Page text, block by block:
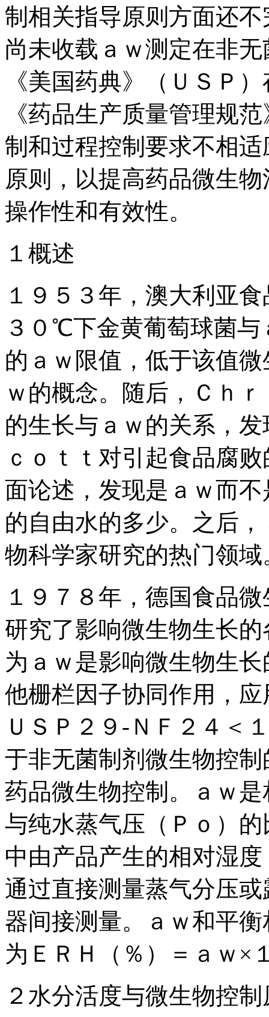
制相关指导原则方面还
尚未收载ａｗ测定在非
《美国药典》（ＵＳＰ
《药品生产质量管理规
制和过程控制要求不相
原则，以提高药品微生
操作性和有效性。
１概述
１９５３年，澳大利亚
３０℃下金黄葡萄球菌
的ａｗ限值，低于该值
ｗ的概念。随后，Ｃｈ
的生长与ａｗ的关系，
ｃｏｔｔ对引起食品腐
面论述，发现是ａｗ而
的自由水的多少。之后
物科学家研究的热门领域
１９７８年，德国食品
研究了影响微生物生长
为ａｗ是影响微生物生
他栅栏因子协同作用，
ＵＳＰ２９-ＮＦ２４＜
于非无菌制剂微生物控
药品微生物控制。ａｗ
与纯水蒸气压（Ｐｏ）
中由产品产生的相对湿
通过直接测量蒸气分压
器间接测量。ａｗ和平
为ＥＲＨ（％）＝ａｗ×
２水分活度与微生物控